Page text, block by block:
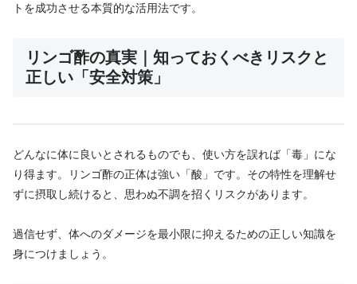
トを成功させる本質的な活用法です。
リンゴ酢の真実｜知っておくべきリスクと
正しい「安全対策」
どんなに体に良いとされるものでも、使い方を誤れば「毒」にな
り得ます。リンゴ酢の正体は強い「酸」です。その特性を理解せ
ずに摂取し続けると、思わぬ不調を招くリスクがあります。
過信せず、体へのダメージを最小限に抑えるための正しい知識を
身につけましょう。